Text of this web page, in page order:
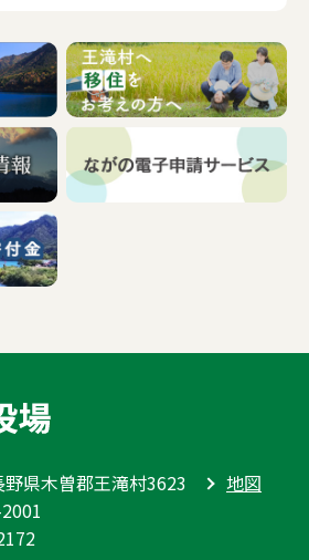
県木曽郡王滝村3623
地図